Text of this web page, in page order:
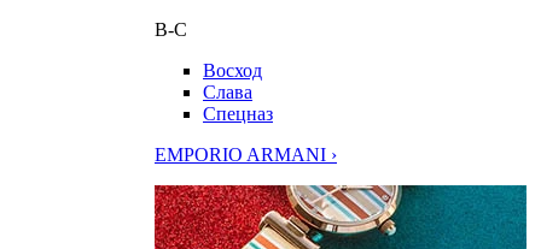
В-С
Восход
Слава
Спецназ
EMPORIO ARMANI ›